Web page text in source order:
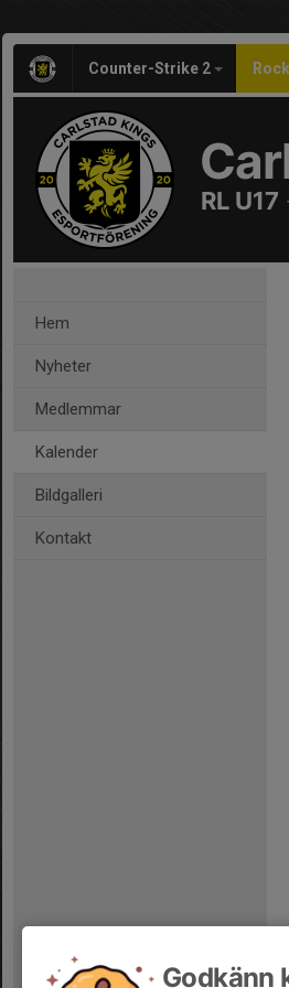
Counter-Strike 2
RL U17
Hem
Nyheter
Medlemmar
Kalender
Bildgalleri
Kontakt
Godkänn